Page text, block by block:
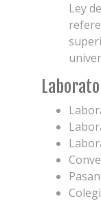
Ley